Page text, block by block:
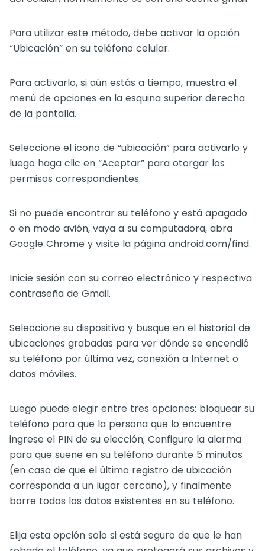
Para utilizar este método, debe activar la opción
“Ubicación” en su teléfono celular.
Para activarlo, si aún estás a tiempo, muestra el
menú de opciones en la esquina superior derecha
de la pantalla.
Seleccione el icono de “ubicación” para activarlo y
luego haga clic en “Aceptar” para otorgar los
permisos correspondientes.
Si no puede encontrar su teléfono y está apagado
o en modo avión, vaya a su computadora, abra
Google Chrome y visite la página android.com/find.
Inicie sesión con su correo electrónico y respectiva
contraseña de Gmail.
Seleccione su dispositivo y busque en el historial de
ubicaciones grabadas para ver dónde se encendió
su teléfono por última vez, conexión a Internet o
datos móviles.
Luego puede elegir entre tres opciones: bloquear su
teléfono para que la persona que lo encuentre
ingrese el PIN de su elección; Configure la alarma
para que suene en su teléfono durante 5 minutos
(en caso de que el último registro de ubicación
corresponda a un lugar cercano), y finalmente
borre todos los datos existentes en su teléfono.
Elija esta opción solo si está seguro de que le han